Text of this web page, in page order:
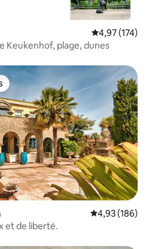
Évaluation
4,97 (174)
Keukenhof, plage, dunes
Évaluation
4,93 (186)
et de liberté.